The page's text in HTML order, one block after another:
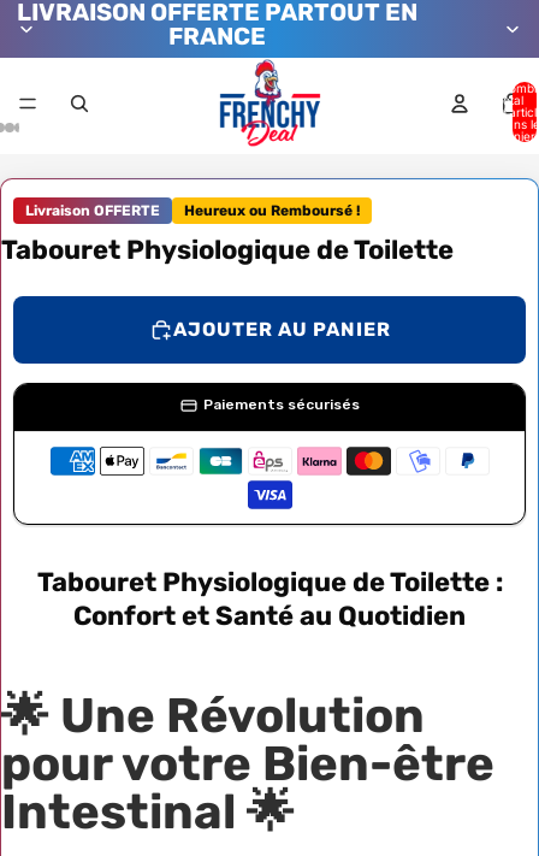
LIVRAISON OFFERTE PARTOUT EN
FRANCE
total
dans le
Livraison OFFERTE Heureux ou Remboursé !
Tabouret Physiologique de Toilette
AJOUTER AU PANIER
Paiements sécurisés
Tabouret Physiologique de Toilette :
Confort et Santé au Quotidien
🌟 Une Révolution
pour votre Bien-être
Intestinal 🌟